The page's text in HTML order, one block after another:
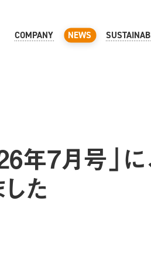
COMPANY NEWS
年7月号」
た